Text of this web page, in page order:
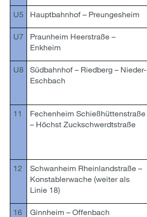
U5 Hauptbahnhof – Preungesheim
U7
Praunheim Heerstraße –
Enkheim
U8
Südbahnhof – Riedberg – Nieder-
Eschbach
11
Fechenheim Schießhüttenstraße
– Höchst Zuckschwerdtstraße
12
Schwanheim Rheinlandstraße –
Konstablerwache (weiter als
Linie 18)
16
Ginnheim – Offenbach